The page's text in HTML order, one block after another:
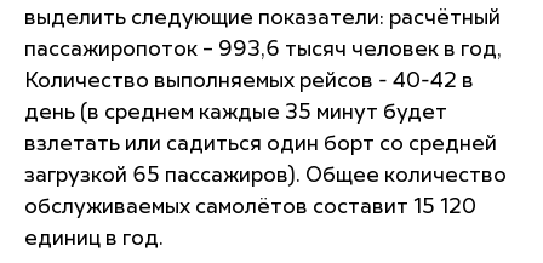
выделить следующие показатели: расчётный
пассажиропоток – 993,6 тысяч человек в год,
Количество выполняемых рейсов - 40-42 в
день (в среднем каждые 35 минут будет
взлетать или садиться один борт со средней
загрузкой 65 пассажиров). Общее количество
обслуживаемых самолётов составит 15 120
единиц в год.